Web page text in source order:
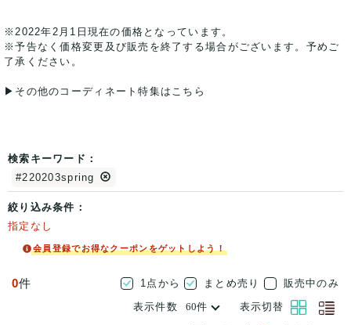
※2022年2月1日現在の価格となっています。
※予告なく価格変更及び販売を終了する場合がございます。予めご
了承ください。
▶︎その他のコーディネート特集はこちら
検索キーワード：
#220203spring
絞り込み条件：
指定なし
会員登録でお得なクーポンをゲットしよう！
0件 1点から まとめ売り
販売中のみ
表示件数
表示切替